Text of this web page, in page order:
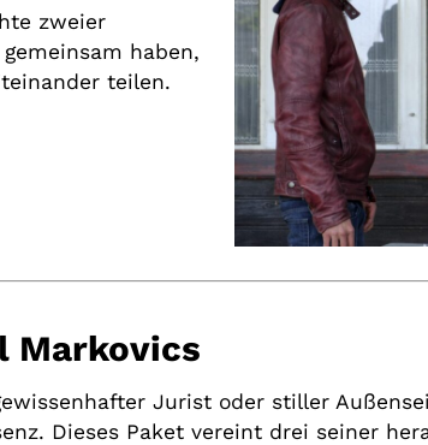
zweier
haben,
teilen.
Markovics
Jurist oder stiller
Dieses Paket vereint drei seiner